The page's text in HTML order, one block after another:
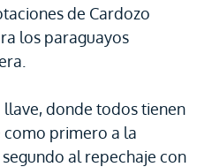
de Cardozo
los paraguayos
llave, donde todos tienen
como primero a la
al repechaje con